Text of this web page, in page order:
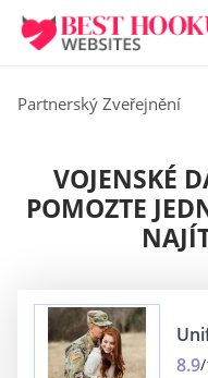
Partnerský Zveřejnění
VOJENSKÉ
POMOZTE
8.9